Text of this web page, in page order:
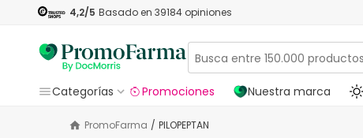
4,2/5 Basado en 39184 opiniones
Categorías
Promociones Nuestra marca
PromoFarma / PILOPEPTAN